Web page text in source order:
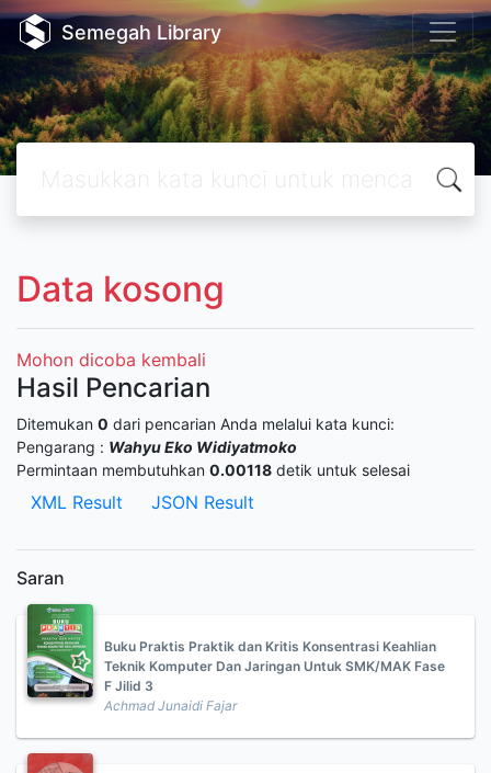
Semegah Library
Data kosong
Mohon dicoba kembali
Hasil Pencarian
Ditemukan 0 dari pencarian Anda melalui kata kunci:
Pengarang : Wahyu Eko Widiyatmoko
Permintaan membutuhkan 0.00118 detik untuk selesai
XML Result JSON Result
Saran
Buku Praktis Praktik dan Kritis Konsentrasi Keahlian
Teknik Komputer Dan Jaringan Untuk SMK/MAK Fase
F Jilid 3
Achmad Junaidi Fajar